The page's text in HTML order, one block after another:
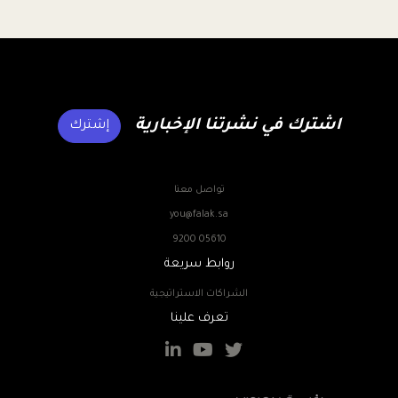
اشترك في نشرتنا الإخبارية إشترك
تواصل معنا
you@falak.sa
9200 05610
روابط سريعة
الشراكات الاستراتيجية
تعرف علينا